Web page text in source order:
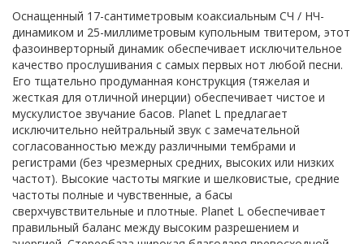
Оснащенный 17-сантиметровым коаксиальным СЧ / НЧ-
динамиком и 25-миллиметровым купольным твитером, этот
фазоинверторный динамик обеспечивает исключительное
качество прослушивания с самых первых нот любой песни.
Его тщательно продуманная конструкция (тяжелая и
жесткая для отличной инерции) обеспечивает чистое и
мускулистое звучание басов. Planet L предлагает
исключительно нейтральный звук с замечательной
согласованностью между различными тембрами и
регистрами (без чрезмерных средних, высоких или низких
частот). Высокие частоты мягкие и шелковистые, средние
частоты полные и чувственные, а басы
сверхчувствительные и плотные. Planet L обеспечивает
правильный баланс между высоким разрешением и